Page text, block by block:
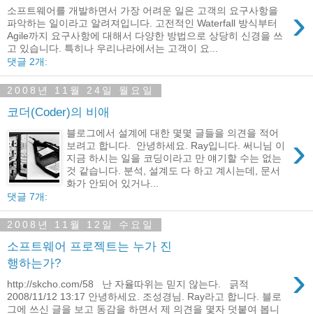
›
소프트웨어를 개발하면서 가장 어려운 일은 고객의 요구사항을
파악하는 일이라고 알려져입니다. 고전적인 Waterfall 방식부터
Agile까지 요구사항에 대해서 다양한 방법으로 상당히 신경을 쓰
고 있습니다. 특히나 우리나라에서는 고객이 요...
댓글 2개:
2008년 11월 24일 월요일
코더(Coder)의 비애
›
블로그에서 설계에 대한 몇몇 글들을 의견을 적어
보려고 합니다. 안녕하세요. Ray입니다. 써니님 이
지금 하시는 일을 코딩이라고 만 얘기할 수는 없는
것 같습니다. 분석, 설계도 다 하고 계시는데, 문서
화가 안되어 있거나...
댓글 7개:
2008년 11월 12일 수요일
소프트웨어 프로젝트는 누가 진
행하는가?
›
http://skcho.com/58 난 자율따위는 믿지 않는다. 긁적
2008/11/12 13:17 안녕하세요. 조성경님. Ray라고 합니다. 블로
그에 쓰신 글을 보고 동감을 하면서 제 의견을 몇자 덧붙여 봅니